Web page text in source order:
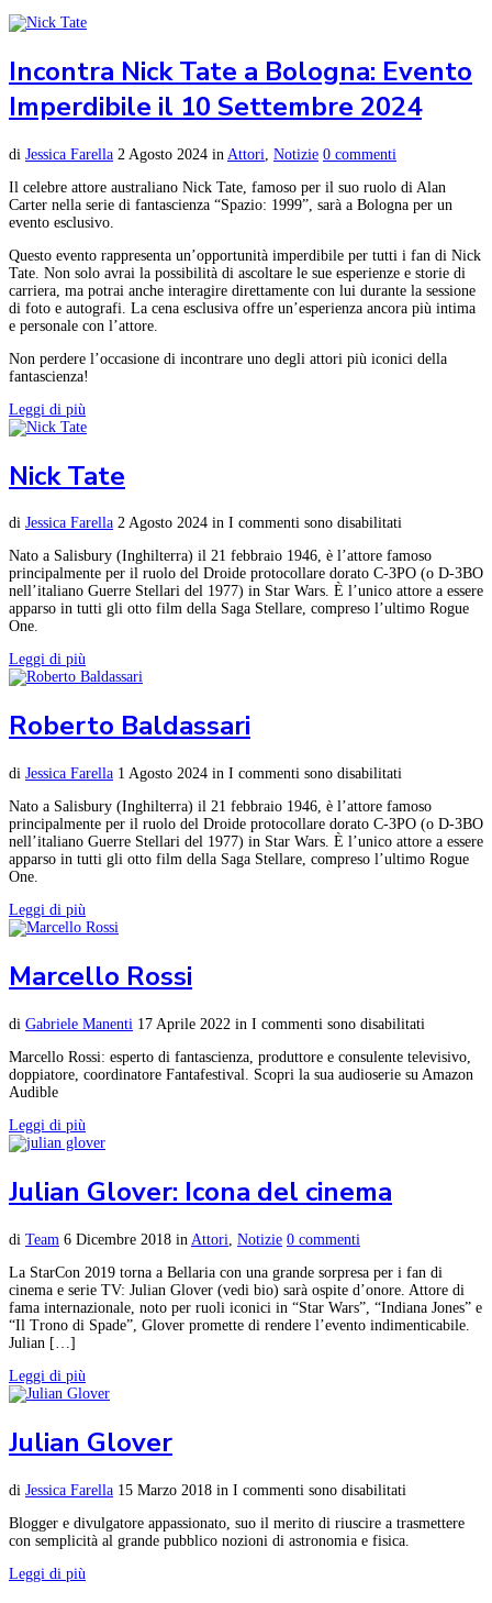
Incontra Nick Tate a Bologna: Evento
Imperdibile il 10 Settembre 2024
di Jessica Farella 2 Agosto 2024 in Attori Notizie 0 commenti
Il celebre attore australiano Nick Tate, famoso per il suo ruolo di Alan
Carter nella serie di fantascienza “Spazio: 1999”, sarà a Bologna per un
evento esclusivo.
Questo evento rappresenta un’opportunità imperdibile per tutti i fan di Nick
Tate. Non solo avrai la possibilità di ascoltare le sue esperienze e storie di
carriera, ma potrai anche interagire direttamente con lui durante la sessione
di foto e autografi. La cena esclusiva offre un’esperienza ancora più intima
e personale con l’attore.
Non perdere l’occasione di incontrare uno degli attori più iconici della
fantascienza!
Leggi di più
Nick Tate
di Jessica Farella 2 Agosto 2024 in I commenti sono disabilitati
Nato a Salisbury (Inghilterra) il 21 febbraio 1946, è l’attore famoso
principalmente per il ruolo del Droide protocollare dorato C-3PO (o D-3BO
nell’italiano Guerre Stellari del 1977) in Star Wars. È l’unico attore a essere
apparso in tutti gli otto film della Saga Stellare, compreso l’ultimo Rogue
One.
Leggi di più
Roberto Baldassari
di Jessica Farella 1 Agosto 2024 in I commenti sono disabilitati
Nato a Salisbury (Inghilterra) il 21 febbraio 1946, è l’attore famoso
principalmente per il ruolo del Droide protocollare dorato C-3PO (o D-3BO
nell’italiano Guerre Stellari del 1977) in Star Wars. È l’unico attore a essere
apparso in tutti gli otto film della Saga Stellare, compreso l’ultimo Rogue
One.
Leggi di più
Marcello Rossi
di Gabriele Manenti 17 Aprile 2022 in I commenti sono disabilitati
Marcello Rossi: esperto di fantascienza, produttore e consulente televisivo,
doppiatore, coordinatore Fantafestival. Scopri la sua audioserie su Amazon
Audible
Leggi di più
Julian Glover: Icona del cinema
di Team 6 Dicembre 2018 in Attori Notizie 0 commenti
La StarCon 2019 torna a Bellaria con una grande sorpresa per i fan di
cinema e serie TV: Julian Glover (vedi bio) sarà ospite d’onore. Attore di
fama internazionale, noto per ruoli iconici in “Star Wars”, “Indiana Jones” e
“Il Trono di Spade”, Glover promette di rendere l’evento indimenticabile.
Julian […]
Leggi di più
Julian Glover
di Jessica Farella 15 Marzo 2018 in I commenti sono disabilitati
Blogger e divulgatore appassionato, suo il merito di riuscire a trasmettere
con semplicità al grande pubblico nozioni di astronomia e fisica.
Leggi di più